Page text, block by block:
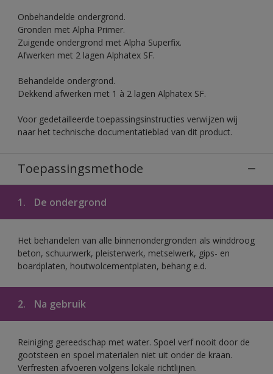
Onbehandelde ondergrond.
Gronden met Alpha Primer.
Zuigende ondergrond met Alpha Superfix.
Afwerken met 2 lagen Alphatex SF.
Behandelde ondergrond.
Dekkend afwerken met 1 à 2 lagen Alphatex SF.
Voor gedetailleerde toepassingsinstructies verwijzen wij
naar het technische documentatieblad van dit product.
Toepassingsmethode
1. De ondergrond
Het behandelen van alle binnenondergronden als winddroog
beton, schuurwerk, pleisterwerk, metselwerk, gips- en
boardplaten, houtwolcementplaten, behang e.d.
2. Na gebruik
Reiniging gereedschap met water. Spoel verf nooit door de
gootsteen en spoel materialen niet uit onder de kraan.
Verfresten afvoeren volgens lokale richtlijnen.